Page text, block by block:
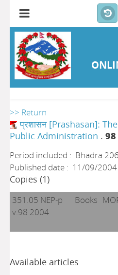
>> Return
प्रशासन [Prashasan]:
Public Administration . 98
Period included : Bhadra
Published date : 11/09/2004
Copies (1)
351.05 NEP-p
v.98 2004
Books
Available articles